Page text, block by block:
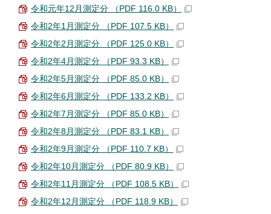
令和元年12月測定分 （PDF 116.0 KB）
令和2年1月測定分 （PDF 107.5 KB）
令和2年2月測定分 （PDF 125.0 KB）
令和2年4月測定分 （PDF 93.3 KB）
令和2年5月測定分 （PDF 85.0 KB）
令和2年6月測定分 （PDF 133.2 KB）
令和2年7月測定分 （PDF 85.0 KB）
令和2年8月測定分 （PDF 83.1 KB）
令和2年9月測定分 （PDF 110.7 KB）
令和2年10月測定分 （PDF 80.9 KB）
令和2年11月測定分 （PDF 108.5 KB）
令和2年12月測定分 （PDF 118.9 KB）